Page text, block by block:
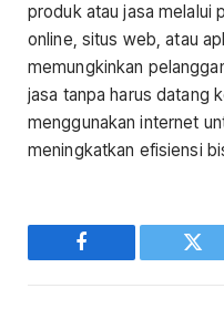
produk atau jasa melalui
online, situs web, atau
memungkinkan
jasa tanpa harus datang
menggunakan internet
meningkatkan efisiensi
Facebook